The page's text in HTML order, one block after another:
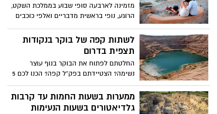
מזמינה לארבעה סופי שבוע בממלכת השקט,
הרוגע, נופי בראשית מדבריים ואלפי כוכבים
הפעילויות: תצפיות כוכבים, פעילות מדברית,
שירה מסביב למדורה, הרצאות רום שמיים,
פעילות לילדים ועוד.
לשתות קפה של בוקר בנקודות
תצפית בדרום
החלטתם לפתוח את הבוקר בנוף עוצר
נשימה? הצטיידתם בפק"ל קפה? הכנו לכם 5
פינות קסומות ונוף משגע ששווה ללגום בו את
הקפה של הבוקר
ממערות בשעות החמות עד קרבות
גלדיאטורים בשעות הנעימות